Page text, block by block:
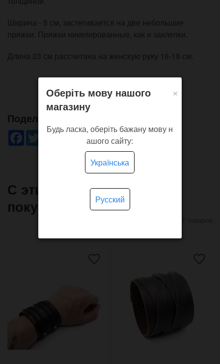
Ширина - 5 см, застегивается на две небольшие
пряжки. Пряжки никелированные, как и заклепки.
Длина 23 см рассчитана на женскую руку 16-18 см.
Поделись!
Facebook
TwitterWhatsApp
ViberPinterestTelegram
С этим товаром часто
покупают
×
Оберіть мову нашого
магазину
Будь ласка, оберіть бажану мову н
ашого сайту:
Українська
Русский